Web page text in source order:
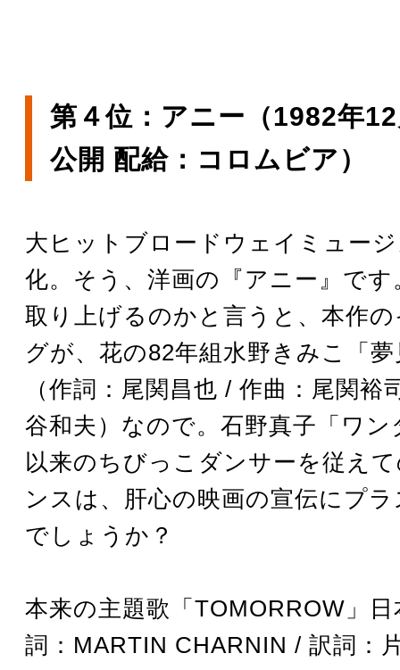
第４位：アニー（1982年
公開 配給：コロムビア）
大ヒットブロードウェイミュー
化。そう、洋画の『アニー』で
取り上げるのかと言うと、本作
グが、花の82年組水野きみこ「
（作詞：尾関昌也 / 作曲：尾関裕
谷和夫）なので。石野真子「ワン
以来のちびっこダンサーを従え
ンスは、肝心の映画の宣伝にプ
でしょうか？
本来の主題歌「TOMORROW」
詞：MARTIN CHARNIN / 訳詞：